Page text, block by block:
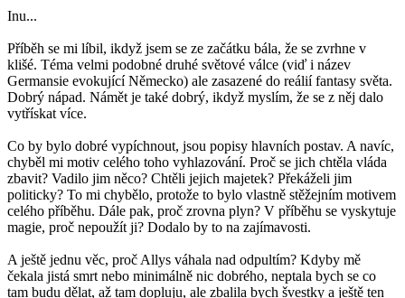
Inu...
Příběh se mi líbil, ikdyž jsem se ze začátku bála, že se zvrhne v
klišé. Téma velmi podobné druhé světové válce (viď i název
Germansie evokující Německo) ale zasazené do reálií fantasy světa.
Dobrý nápad. Námět je také dobrý, ikdyž myslím, že se z něj dalo
vytřískat více.
Co by bylo dobré vypíchnout, jsou popisy hlavních postav. A navíc,
chyběl mi motiv celého toho vyhlazování. Proč se jich chtěla vláda
zbavit? Vadilo jim něco? Chtěli jejich majetek? Překáželi jim
politicky? To mi chybělo, protože to bylo vlastně stěžejním motivem
celého příběhu. Dále pak, proč zrovna plyn? V příběhu se vyskytuje
magie, proč nepoužít ji? Dodalo by to na zajímavosti.
A ještě jednu věc, proč Allys váhala nad odpultím? Kdyby mě
čekala jistá smrt nebo minimálně nic dobrého, neptala bych se co
tam budu dělat, až tam dopluju, ale zbalila bych švestky a ještě ten